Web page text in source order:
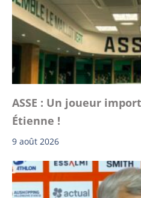
ASSE : Un joueur
Étienne !
9 août 2026